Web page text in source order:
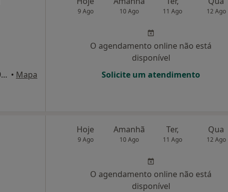
Rua D.ª Maria da Graça Lúcio da Silva, 9 - 1º Esq., Leiria • Mapa
9 Ago 10 Ago 11 Ago 12 Ago
O agendamento online não está
disponível
Solicite um atendimento
Hoje
9 Ago
Amanhã
10 Ago
Ter,
11 Ago
Qua
12 Ago
O agendamento online não está
disponível